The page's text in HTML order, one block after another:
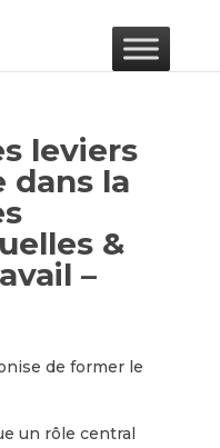
leviers
dans la
&
–
de former le
un rôle central